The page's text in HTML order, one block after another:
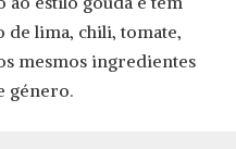
de lima, chili, tomate,
mesmos ingredientes
género.